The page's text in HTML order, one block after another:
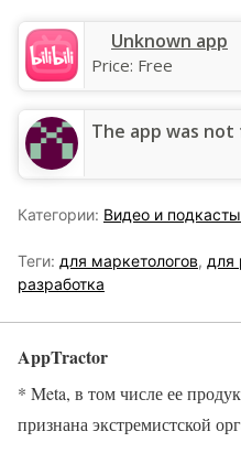
Unknown app
Price: Free
The app was
Категории: Видео и
Теги: для маркетологов, для
разработка
AppTractor
* Meta, в том числе ее
признана экстремистской